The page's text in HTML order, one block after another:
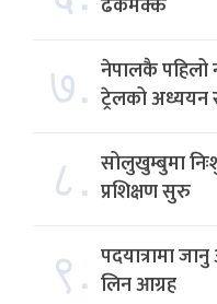
७. नेपालकै पहिलो
ट्रेलको
८. सोलुखुम्बुमा
प्रशिक्षण सुरु
९. पदयात्रामा
लिन आग्रह